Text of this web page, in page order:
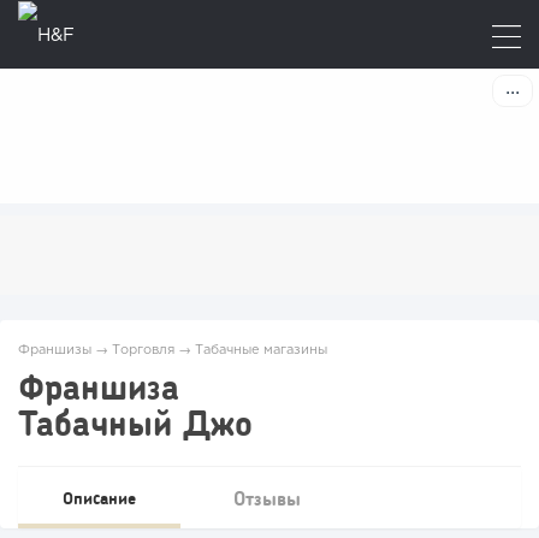
Франшизы → Торговля → Табачные магазины
Франшиза
Табачный Джо
Описание Отзывы